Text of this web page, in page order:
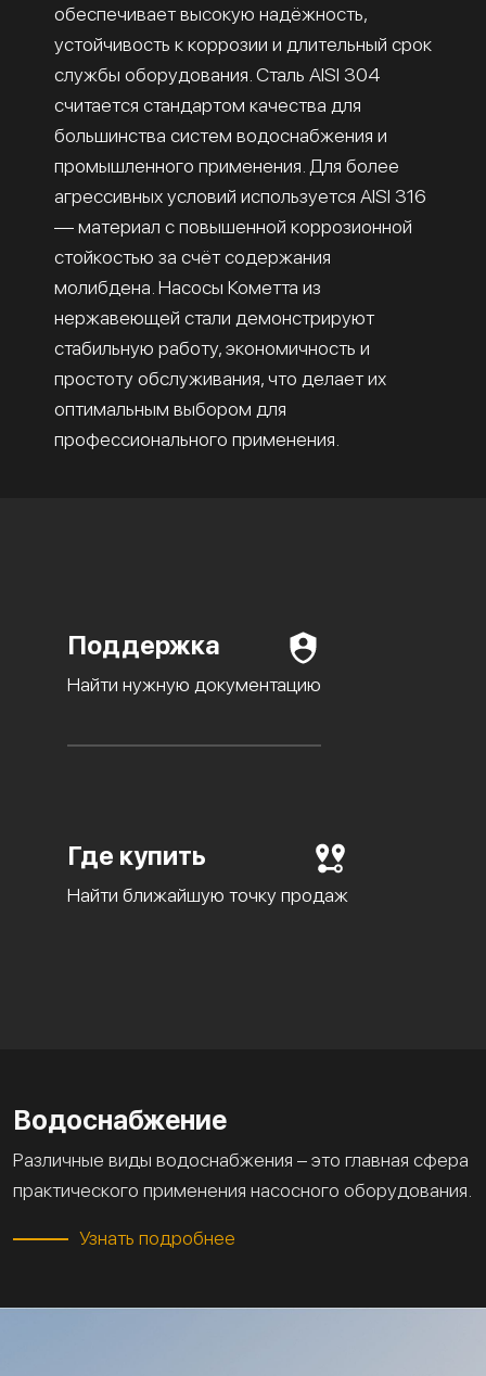
обеспечивает высокую надёжность,
устойчивость к коррозии и длительный срок
службы оборудования. Сталь AISI 304
считается стандартом качества для
большинства систем водоснабжения и
промышленного применения. Для более
агрессивных условий используется AISI 316
— материал с повышенной коррозионной
стойкостью за счёт содержания
молибдена. Насосы Кометта из
нержавеющей стали демонстрируют
стабильную работу, экономичность и
простоту обслуживания, что делает их
оптимальным выбором для
профессионального применения.
Поддержка
Найти нужную документацию
Где купить
Найти ближайшую точку продаж
Водоснабжение
Различные виды водоснабжения – это главная сфера
практического применения насосного оборудования.
Узнать подробнее